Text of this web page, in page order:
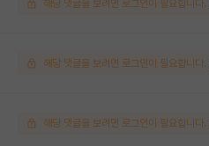
해당 댓글을 보려면 로그인이 필요합니다.
해당 댓글을 보려면 로그인이 필요합니다.
해당 댓글을 보려면 로그인이 필요합니다.